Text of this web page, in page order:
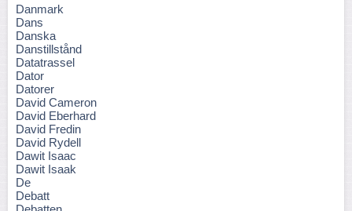
Danmark
Dans
Danska
Danstillstånd
Datatrassel
Dator
Datorer
David Cameron
David Eberhard
David Fredin
David Rydell
Dawit Isaac
Dawit Isaak
De
Debatt